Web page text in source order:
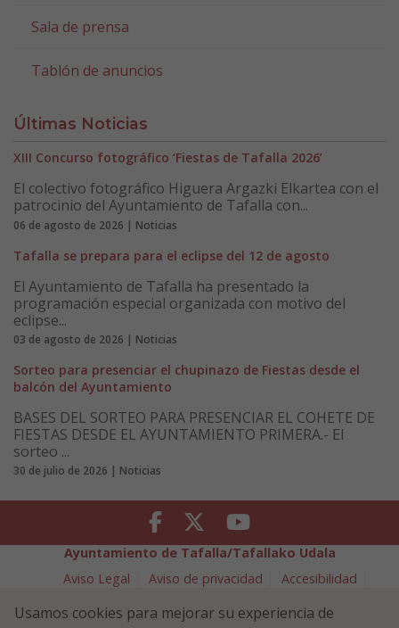
Sala de prensa
Tablón de anuncios
Últimas Noticias
XIII Concurso fotográfico ‘Fiestas de Tafalla 2026’
El colectivo fotográfico Higuera Argazki Elkartea con el
patrocinio del Ayuntamiento de Tafalla con...
06 de agosto de 2026 | Noticias
Tafalla se prepara para el eclipse del 12 de agosto
El Ayuntamiento de Tafalla ha presentado la
programación especial organizada con motivo del
eclipse...
03 de agosto de 2026 | Noticias
Sorteo para presenciar el chupinazo de Fiestas desde el
balcón del Ayuntamiento
BASES DEL SORTEO PARA PRESENCIAR EL COHETE DE
FIESTAS DESDE EL AYUNTAMIENTO PRIMERA.- El
sorteo ...
30 de julio de 2026 | Noticias
Facebook Twitter Youtube
Ayuntamiento de Tafalla/Tafallako Udala
Aviso Legal
Aviso de privacidad
Accesibilidad
Política de Seguridad de la Información
Usamos cookies para mejorar su experiencia de